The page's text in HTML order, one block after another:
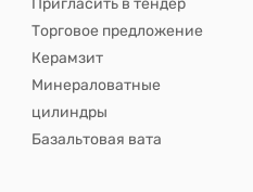
Пригласить в тендер
Торговое предложение
Керамзит
Минераловатные
цилиндры
Базальтовая вата